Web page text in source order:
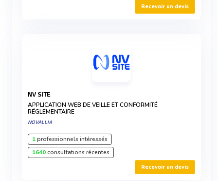
Recevoir un devis
NV SITE
APPLICATION WEB DE VEILLE ET CONFORMITÉ
RÉGLEMENTAIRE
NOVALLIA
1professionnels intéressés
1640consultations récentes
Recevoir un devis